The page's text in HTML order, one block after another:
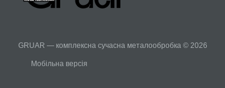
GRUAR — комплексна сучасна металообробка © 2026
Мобільна версія